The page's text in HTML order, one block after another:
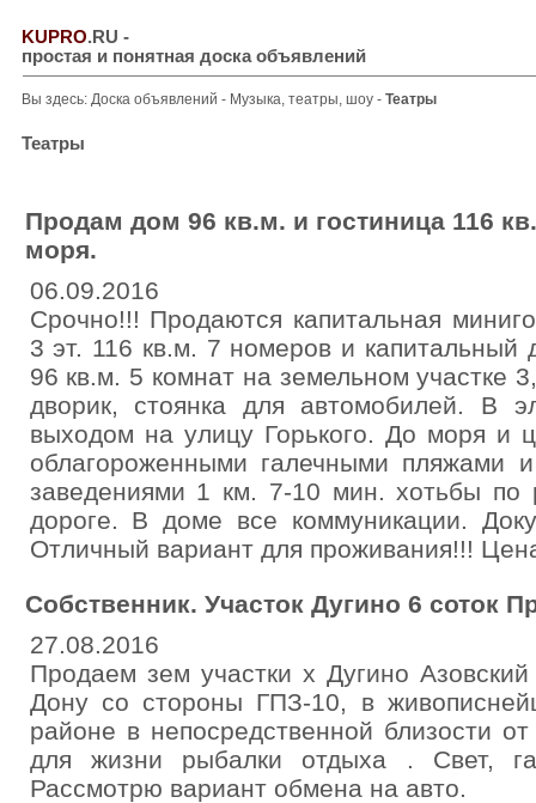
KUPRO.RU -
простая и понятная доска объявлений
Вы здесь: Доска объявлений - Музыка, театры, шоу - Театры
Театры
Продам дом 96 кв.м. и гостиница 116
моря.
06.09.2016
Срочно!!! Продаются капитальная
3 эт. 116 кв.м. 7 номеров и капитальный
96 кв.м. 5 комнат на земельном участке
дворик, стоянка для автомобилей. В
выходом на улицу Горького. До моря и
облагороженными галечными пляжами
заведениями 1 км. 7-10 мин. хотьбы по
дороге. В доме все коммуникации.
Отличный вариант для проживания!!!
Собственник. Участок Дугино 6 соток
27.08.2016
Продаем зем участки х Дугино
Дону со стороны ГПЗ-10, в
районе в непосредственной близости
для жизни рыбалки отдыха . Свет,
Рассмотрю вариант обмена на авто.